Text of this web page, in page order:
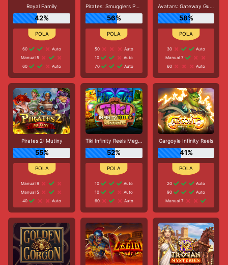
Royal Family
42%
60
Auto
Manual 5
60
Auto
Pirates: Smugglers Paradise
56%
50
Auto
10
Auto
70
Auto
Avatars: Gateway Guardians
58%
30
Auto
Manual 7
60
Auto
Pirates 2: Mutiny
55%
Manual 9
Manual 5
40
Auto
Tiki Infinity Reels Megaways
52%
10
Auto
10
Auto
60
Auto
Gargoyle Infinity Reels
41%
20
Auto
90
Auto
Manual 7